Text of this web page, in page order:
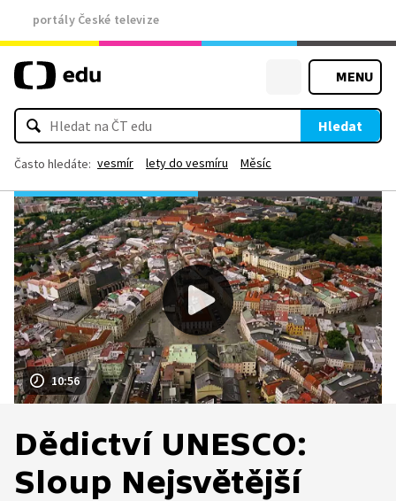
portály České televize
MENU
Hledat
Často hledáte: vesmír lety do vesmíru Měsíc
10:56
Dědictví UNESCO:
Sloup Nejsvětější